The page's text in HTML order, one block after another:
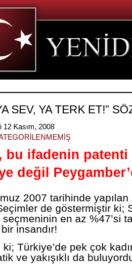
SEV, YA TERK ET!”
12 Kasım, 2008
bu ifadenin patenti
değil
2007 tarihinde
de göstermiştir ki;
en az %47’si
insandır!
ki; Türkiye’de pek çok
ve yakışıklı da